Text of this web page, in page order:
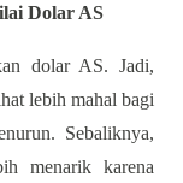
Dolar AS
dolar AS. Jadi,
lebih mahal bagi
Sebaliknya,
menarik karena